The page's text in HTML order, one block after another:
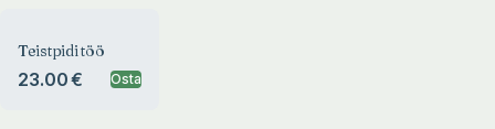
Teistpidi töö
23.00 € Osta